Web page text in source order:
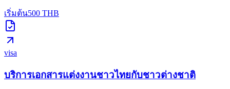
เริ่มต้น500 THB
visa
บริการเอกสารแต่งงานชาวไทยกับชาวต่างชาติ